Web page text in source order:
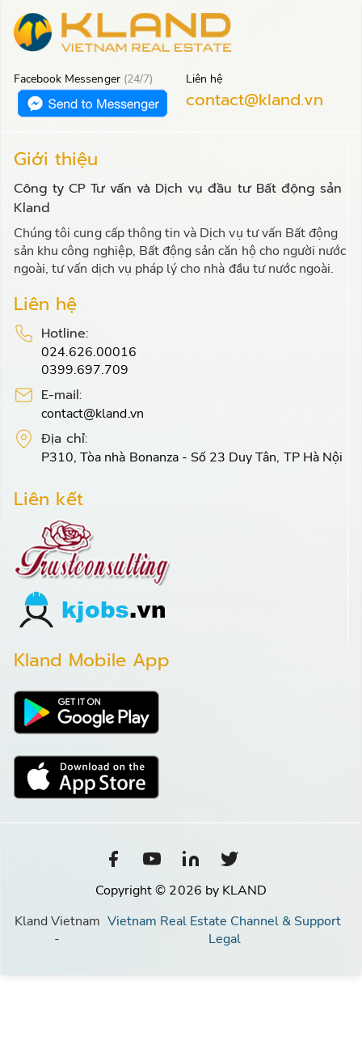
Facebook Messenger (24/7) Liên hệ
contact@kland.vn
Giới thiệu
Công ty CP Tư vấn và Dịch vụ đầu tư Bất động sản
Kland
Chúng tôi cung cấp thông tin và Dịch vụ tư vấn Bất động
sản khu công nghiệp, Bất động sản căn hộ cho người nước
ngoài, tư vấn dịch vụ pháp lý cho nhà đầu tư nước ngoài.
Liên hệ
Hotline:
024.626.00016
0399.697.709
E-mail:
contact@kland.vn
Địa chỉ:
P310, Tòa nhà Bonanza - Số 23 Duy Tân, TP Hà Nội
Liên kết
Kland Mobile App
Copyright © 2026 by KLAND
Kland Vietnam
-
Vietnam Real Estate Channel & Support
Legal